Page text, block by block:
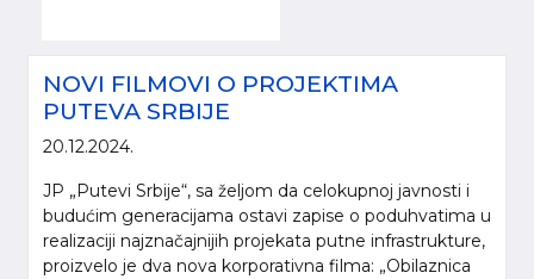
NOVI FILMOVI O PROJEKTIMA
PUTEVA SRBIJE
20.12.2024.
JP „Putevi Srbije“, sa željom da celokupnoj javnosti i
budućim generacijama ostavi zapise o poduhvatima u
realizaciji najznačajnijih projekata putne infrastrukture,
proizvelo je dva nova korporativna filma: „Obilaznica